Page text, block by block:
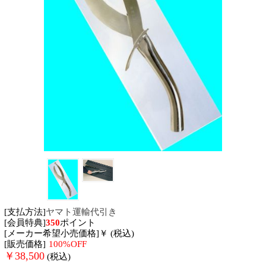
[支払方法]ヤマト運輸代引き
[会員特典]350ポイント
[メーカー希望小売価格]￥ (税込)
[販売価格] 100%OFF
￥ 38,500 (税込)